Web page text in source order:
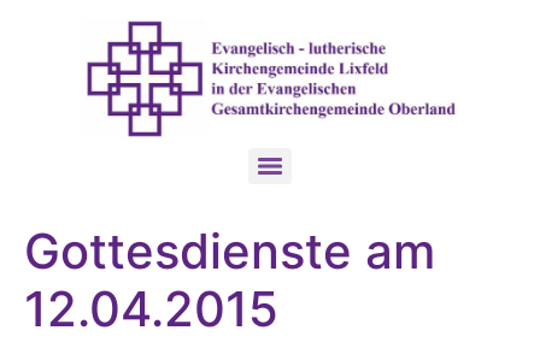
Gottesdienste am
12.04.2015